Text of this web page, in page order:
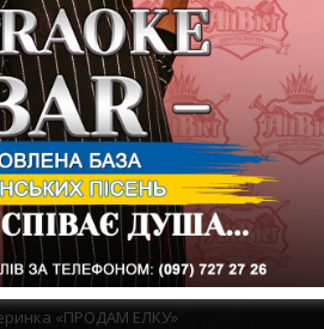
«ПРОДАМ ЕЛКУ»